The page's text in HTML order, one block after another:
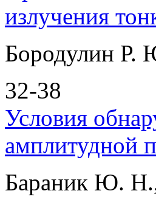
излучения
Бородулин
32-38
Условия
амплитудной
Бараник Ю.